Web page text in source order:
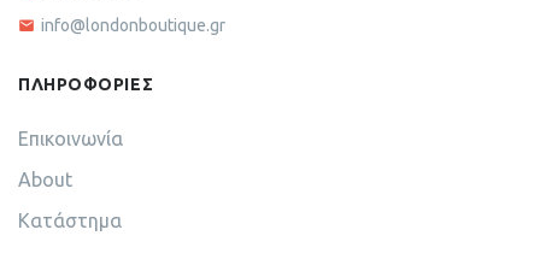
info@londonboutique.gr
ΠΛΗΡΟΦΟΡΙΕΣ
Επικοινωνία
About
Κατάστημα